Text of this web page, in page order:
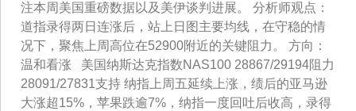
注本周美国重磅数据以及美伊谈判进展。 分析师观点：
道指录得两日连涨后，站上日图主要均线，在守稳的情
况下，聚焦上周高位在52900附近的关键阻力。 方向：
温和看涨 美国纳斯达克指数NAS100 28867/29194阻力
28091/27831支持 纳指上周五延续上涨，绩后的亚马逊
大涨超15%，苹果跌逾7%，纳指一度回吐后收高，录得